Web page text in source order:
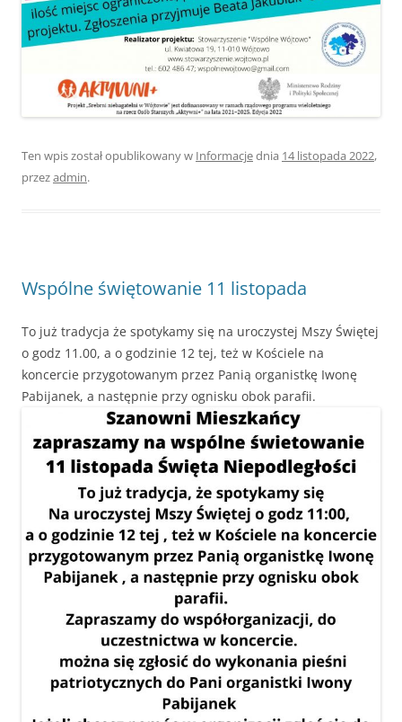
Ten wpis został opublikowany w Informacjednia 14 listopada 2022,
przezadmin.
Wspólne świętowanie 11 listopada
To już tradycja że spotykamy się na uroczystej Mszy Świętej
o godz 11.00, a o godzinie 12 tej, też w Kościele na
koncercie przygotowanym przez Panią organistkę Iwonę
Pabijanek, a następnie przy ognisku obok parafii.